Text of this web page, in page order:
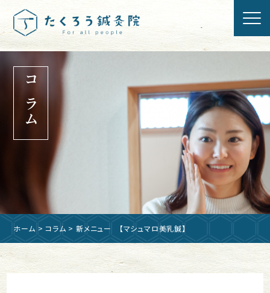
コラム
ホーム >コラム > 新メニュー 【マシュマロ美乳鍼】